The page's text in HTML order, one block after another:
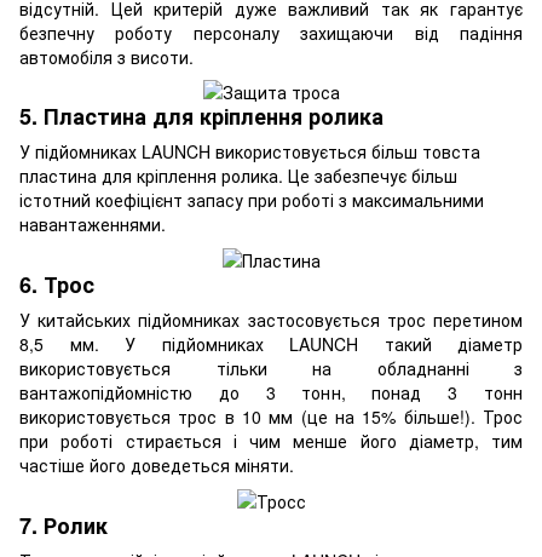
відсутній. Цей критерій дуже важливий так як гарантує
безпечну роботу персоналу захищаючи від падіння
автомобіля з висоти.
5. Пластина для кріплення ролика
У підйомниках LAUNCH використовується більш товста
пластина для кріплення ролика. Це забезпечує більш
істотний коефіцієнт запасу при роботі з максимальними
навантаженнями.
6. Трос
У китайських підйомниках застосовується трос перетином
8,5 мм. У підйомниках LAUNCH такий діаметр
використовується тільки на обладнанні з
вантажопідйомністю до 3 тонн, понад 3 тонн
використовується трос в 10 мм (це на 15% більше!). Трос
при роботі стирається і чим менше його діаметр, тим
частіше його доведеться міняти.
7. Ролик